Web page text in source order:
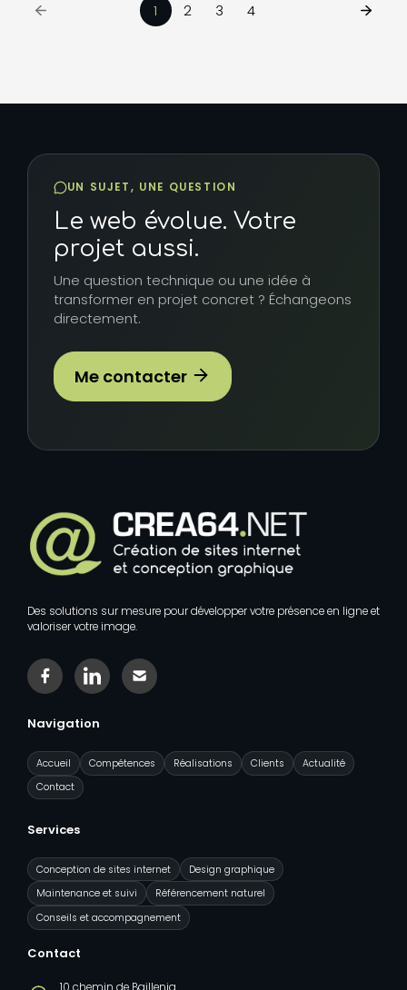
1 2 3 4
UN SUJET, UNE QUESTION
Le web évolue. Votre
projet aussi.
Une question technique ou une idée à
transformer en projet concret ? Échangeons
directement.
Me contacter
Des solutions sur mesure pour développer votre présence en ligne et
valoriser votre image.
FacebookLinkedinContact
Navigation
Accueil Compétences Réalisations Clients
Actualité
Contact
Services
Conception de sites internet
Design graphique
Maintenance et suivi
Référencement naturel
Conseils et accompagnement
Contact